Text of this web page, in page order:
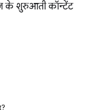
के शुरुआती कॉन्टेंट